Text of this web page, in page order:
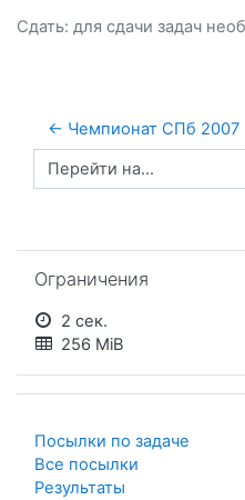
Сдать: для сдачи задач
← Чемпионат СПб 2007
Перейти на...
Ограничения
2 сек.
256 MiB
Посылки по задаче
Все посылки
Результаты